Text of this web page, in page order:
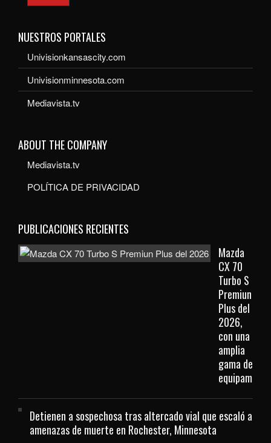
NUESTROS PORTALES
Univisionkansascity.com
Univisionminnesota.com
Mediavista.tv
ABOUT THE COMPANY
Mediavista.tv
POLÍTICA DE PRIVACIDAD
PUBLICACIONES RECIENTES
Mazda
CX 70
Turbo S
Premiun
Plus del
2026,
con una
amplia
gama de
Detienen a sospechosa tras altercado vial que escaló a
amenazas de muerte en Rochester, Minnesota